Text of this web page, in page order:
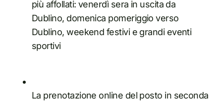
più affollati: venerdì sera in uscita da
Dublino, domenica pomeriggio verso
Dublino, weekend festivi e grandi eventi
sportivi
La prenotazione online del posto in seconda